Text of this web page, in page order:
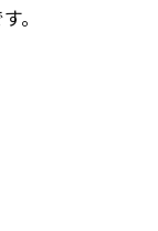
。